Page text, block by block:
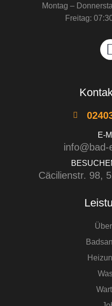
Montag –
Freitag:
E-
Cäcilienstr. 98,